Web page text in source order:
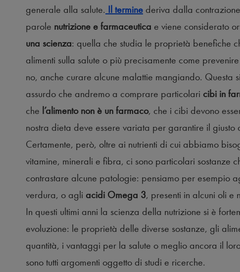
generale alla salute. Il termine deriva dalla
parole nutrizione e farmaceutica e viene considerato
una scienza: quella che studia le proprietà benefiche
alimenti sulla salute o più precisamente come
no, anche curare alcune malattie mangiando. Questa
assurdo che andremo a comprare particolari cibi in
che l’alimento non è un farmaco, che i cibi devono
nostra dieta deve essere variata per garantire il giusto
Certamente, però, oltre ai nutrienti di cui abbiamo
vitamine, minerali e fibra, ci sono particolari sostanze
contrastare alcune patologie: pensiamo per esempio
verdura, o agli acidi Omega 3, presenti in alcuni oli e
In questi ultimi anni la scienza della nutrizione si è
evoluzione: le proprietà delle diverse sostanze, gli
quantità, i vantaggi per la salute o meglio ancora il
sono tutti argomenti oggetto di studi e ricerche.